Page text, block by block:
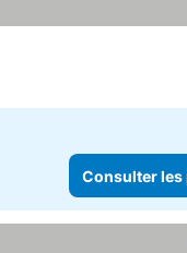
Consulter les